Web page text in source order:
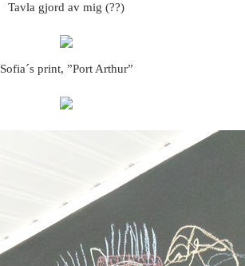
Tavla gjord av mig (??)
Sofia´s print, ”Port Arthur”